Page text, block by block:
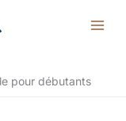
pour débutants